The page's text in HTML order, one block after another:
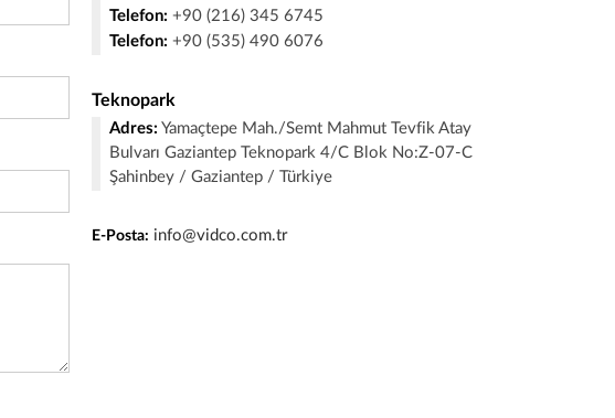
Telefon: +90 (216) 345 6745
Telefon: +90 (535) 490 6076
Teknopark
Adres: Yamaçtepe Mah./Semt Mahmut Tevfik Atay
Bulvarı Gaziantep Teknopark 4/C Blok No:Z-07-C
Şahinbey / Gaziantep / Türkiye
E-Posta: info@vidco.com.tr